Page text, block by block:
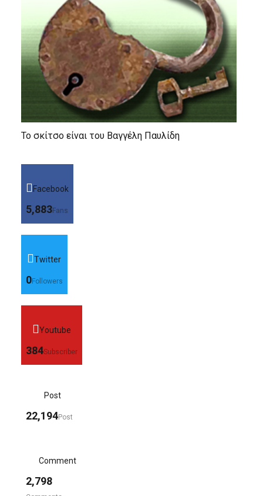
Το σκίτσο είναι του Βαγγέλη Παυλίδη
Facebook
5,883Fans
Twitter
0Followers
Youtube
384Subscriber
Post
22,194Post
Comment
2,798